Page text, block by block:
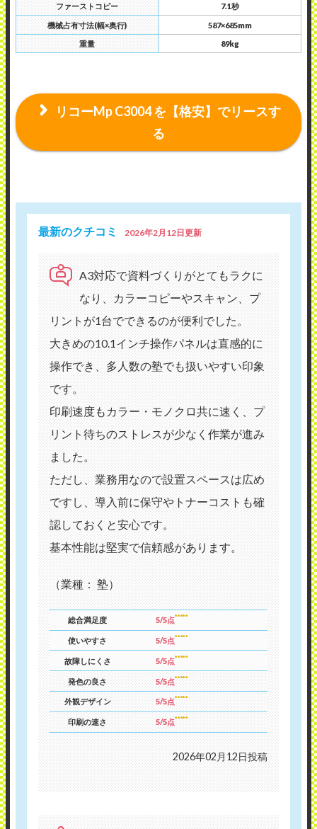
ファーストコピー 7.1秒
機械占有寸法(幅×奥行) 587×685mm
重量 89kg
リコーMp C3004 を【格安】でリースす
る
最新のクチコミ 2026年2月12日更新
A3対応で資料づくりがとてもラクに
なり、カラーコピーやスキャン、プ
リントが1台でできるのが便利でした。
大きめの10.1インチ操作パネルは直感的に
操作でき、多人数の塾でも扱いやすい印象
です。
印刷速度もカラー・モノクロ共に速く、プ
リント待ちのストレスが少なく作業が進み
ました。
ただし、業務用なので設置スペースは広め
ですし、導入前に保守やトナーコストも確
認しておくと安心です。
基本性能は堅実で信頼感があります。
（業種： 塾）
総合満足度 5/5点
使いやすさ 5/5点
故障しにくさ 5/5点
発色の良さ 5/5点
外観デザイン 5/5点
印刷の速さ 5/5点
2026年02月12日投稿